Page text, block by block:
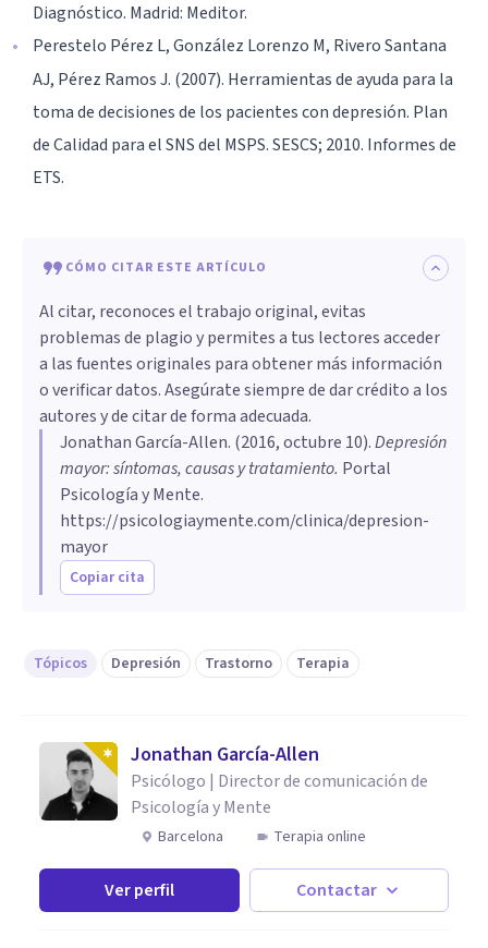
Diagnóstico. Madrid: Meditor.
Perestelo Pérez L, González Lorenzo M, Rivero Santana
AJ, Pérez Ramos J. (2007). Herramientas de ayuda para la
toma de decisiones de los pacientes con depresión. Plan
de Calidad para el SNS del MSPS. SESCS; 2010. Informes de
ETS.
CÓMO CITAR ESTE ARTÍCULO
Al citar, reconoces el trabajo original, evitas
problemas de plagio y permites a tus lectores acceder
a las fuentes originales para obtener más información
o verificar datos. Asegúrate siempre de dar crédito a los
autores y de citar de forma adecuada.
Jonathan García-Allen. (2016, octubre 10).Depresión
mayor: síntomas, causas y tratamiento. Portal
Psicología y Mente.
https://psicologiaymente.com/clinica/depresion-
mayor
Copiar cita
Tópicos Depresión Trastorno Terapia
Jonathan García-Allen
Psicólogo | Director de comunicación de
Psicología y Mente
Barcelona Terapia online
Ver perfil Contactar